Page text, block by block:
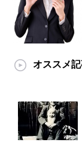
オススメ